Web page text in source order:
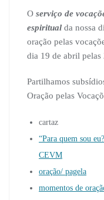
O serviço de
espiritual da nossa
oração pelas
dia 19 de abril
Partilhamos
Oração pelas
cartaz
“Para quem sou
CEVM
oração/ pagela
momentos de